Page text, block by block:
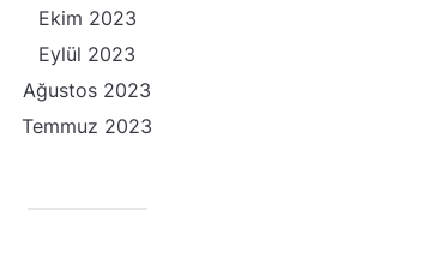
Ekim 2023
Eylül 2023
Ağustos 2023
Temmuz 2023